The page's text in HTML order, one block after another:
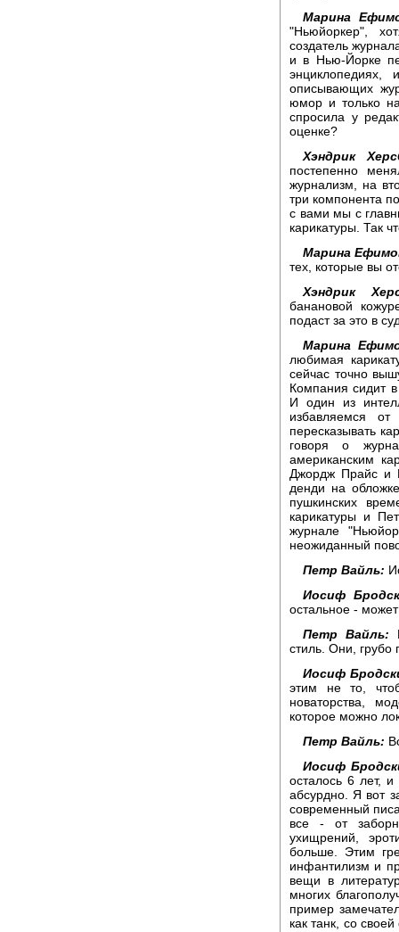
Марина
"Ньюйоркер",
создатель
и в Нью-Йорке
описывающих
юмор и только
спросила у
оценке?
Хэндрик
постепенно
журнализм, на
три компонента
с вами мы с
карикатуры. Так
Марина
тех, которые вы
Хэндрик
банановой
подаст за это в
Марина
любимая
сейчас точно
Компания сидит
И один из
избавляемся
пересказывать
говоря о
американским
Джордж Прайс и
денди на
пушкинских
карикатуры и
журнале
неожиданный
Петр Вайль:
Иосиф
остальное -
Петр Вайль:
стиль. Они, грубо
Иосиф
этим не то,
новаторства,
которое можно
Петр Вайль:
Иосиф
осталось 6 лет,
абсурдно. Я вот
современный
все - от
ухищрений,
больше. Этим
инфантилизм и
вещи в
многих
пример
как танк, со